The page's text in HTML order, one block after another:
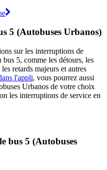
5 (Autobuses Urbanos)
sur les interruptions de
5, comme les détours, les
retards majeurs et autres
l'appli, vous pourrez aussi
Urbanos de votre choix
les interruptions de service en
bus 5 (Autobuses